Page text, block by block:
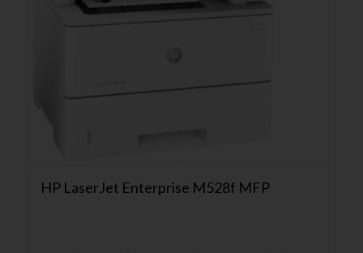
HP LaserJet Enterprise M528f MFP